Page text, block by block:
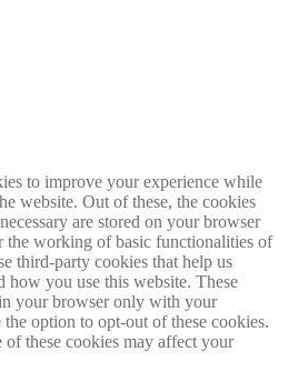
to improve your experience while
website. Out of these, the cookies
are stored on your browser
the working of basic functionalities of
third-party cookies that help us
how you use this website. These
your browser only with your
the option to opt-out of these cookies.
these cookies may affect your